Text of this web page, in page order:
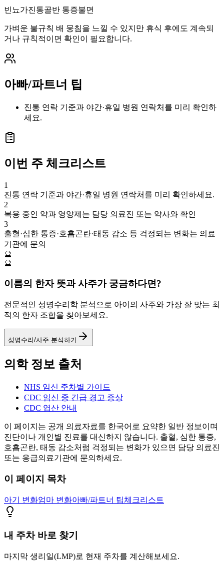
빈뇨가진통골반 통증불면
가벼운 불규칙 배 뭉침을 느낄 수 있지만 휴식 후에도 계속되
거나 규칙적이면 확인이 필요합니다.
아빠/파트너 팁
진통 연락 기준과 야간·휴일 병원 연락처를 미리 확인하
세요.
이번 주 체크리스트
1
진통 연락 기준과 야간·휴일 병원 연락처를 미리 확인하세요.
2
복용 중인 약과 영양제는 담당 의료진 또는 약사와 확인
3
출혈·심한 통증·호흡곤란·태동 감소 등 걱정되는 변화는 의료
기관에 문의
🔮
🔮
이름의 한자 뜻과 사주가 궁금하다면?
전문적인 성명수리학 분석으로 아이의 사주와 가장 잘 맞는 최
적의 한자 조합을 찾아보세요.
성명수리/사주 분석하기
의학 정보 출처
NHS 임신 주차별 가이드
CDC 임신 중 긴급 경고 증상
CDC 엽산 안내
이 페이지는 공개 의료자료를 한국어로 요약한 일반 정보이며
진단이나 개인별 진료를 대신하지 않습니다. 출혈, 심한 통증,
호흡곤란, 태동 감소처럼 걱정되는 변화가 있으면 담당 의료진
또는 응급의료기관에 문의하세요.
이 페이지 목차
아기 변화엄마 변화아빠/파트너 팁체크리스트
내 주차 바로 찾기
마지막 생리일(LMP)로 현재 주차를 계산해보세요.